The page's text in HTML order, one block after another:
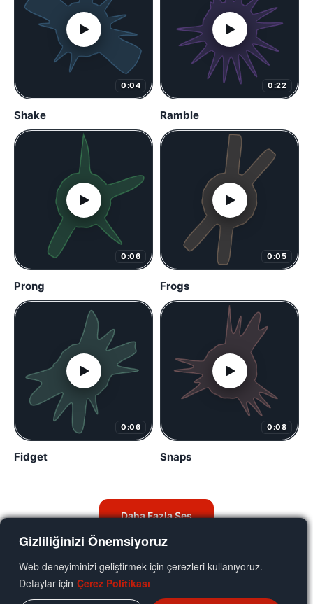
Gizliliğinizi Önemsiyoruz
Web deneyiminizi geliştirmek için çerezleri kullanıyoruz.
Detaylar için Çerez Politikası
0:04
Shake
0:22
Ramble
0:06
Prong
0:05
Frogs
0:06
Fidget
0:08
Snaps
Daha Fazla Ses